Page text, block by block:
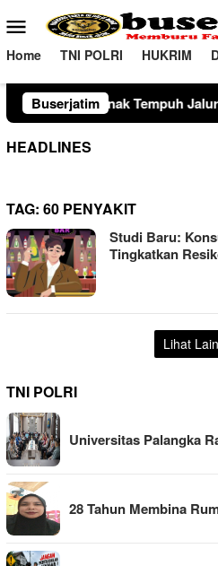
ke
konten
Menu
Mobile
Home TNI POLRI HUKRIM
Buserjatim
Jalur Hukum Usai
HEADLINES
TAG: 60 PENYAKIT
Studi Baru:
Tingkatkan
Lihat
TNI POLRI
Universitas Palangka
28 Tahun Membina